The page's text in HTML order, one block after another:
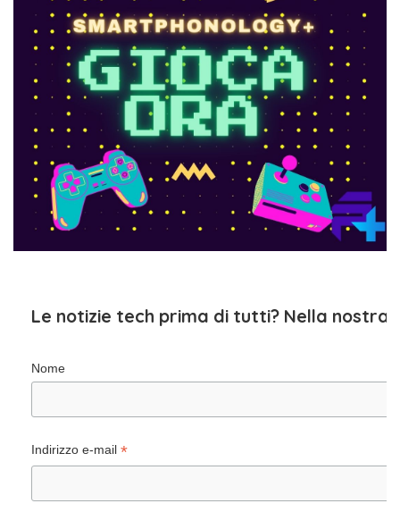
Le notizie tech prima di tutti? Nella nostra
Nome
Indirizzo e-mail *